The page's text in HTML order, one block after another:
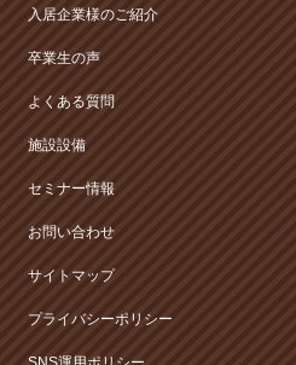
入居企業様のご紹介
卒業生の声
よくある質問
施設設備
セミナー情報
お問い合わせ
サイトマップ
プライバシーポリシー